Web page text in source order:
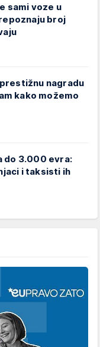
sami voze u
broj
nagradu
kako možemo
do 3.000 evra:
i taksisti ih